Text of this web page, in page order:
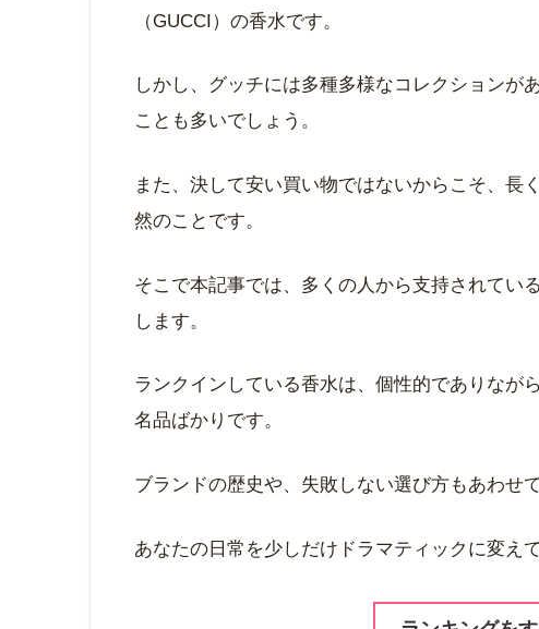
（GUCCI）の香水です。
ことも多いでしょう。
然のことです。
します。
名品ばかりです。
ブランドの歴史や、失敗しない選び方もあわせ
あなたの日常を少しだけドラマティックに変え